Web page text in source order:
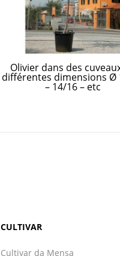
Olivier dans des
différentes dimensions Ø
– 14/16 – etc
CULTIVAR
Cultivar da Mensa